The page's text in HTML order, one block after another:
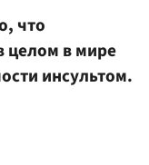
что
целом в мире
инсультом.